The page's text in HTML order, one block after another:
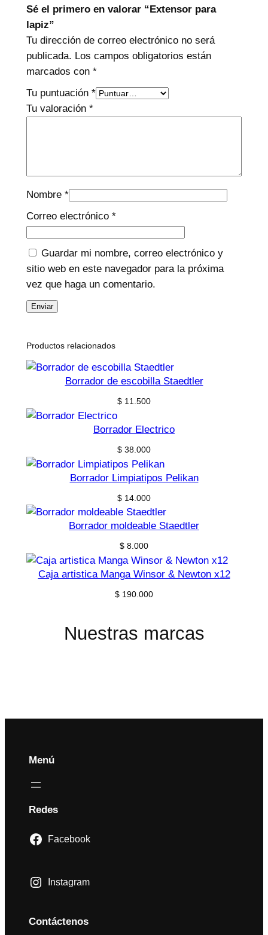
Sé el primero en valorar “Extensor para
lapiz”
Tu dirección de correo electrónico no será
publicada. Los campos obligatorios están
marcados con *
Tu puntuación *
Tu valoración *
Nombre *
Correo electrónico *
Guardar mi nombre, correo electrónico y
sitio web en este navegador para la próxima
vez que haga un comentario.
Productos relacionados
Borrador de escobilla Staedtler
$ 11.500
Borrador Electrico
$ 38.000
Borrador Limpiatipos Pelikan
$ 14.000
Borrador moldeable Staedtler
$ 8.000
Caja artistica Manga Winsor & Newton x12
$ 190.000
Nuestras marcas
Menú
Redes
Facebook
Instagram
Contáctenos